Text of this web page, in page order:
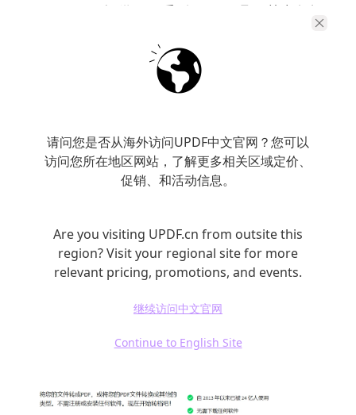
请问您是否从海外访问UPDF中文官网？您可以
访问您所在地区网站，了解更多相关区域定价、
促销、和活动信息。
Are you visiting UPDF.cn from outsite this
region? Visit your regional site for more
relevant pricing, promotions, and events.
继续访问中文官网
Continue to English Site
Smallpdf 提供了一系列 PDF 工具，其中包括
Smallpdf 将 PDF 文件转换为 Excel 格式，然后
进行表格修改，再转换回 PDF 格式。
– 优点：界面友好，操作方便。
– 缺点：免费版功能有限，文件数量有上限。